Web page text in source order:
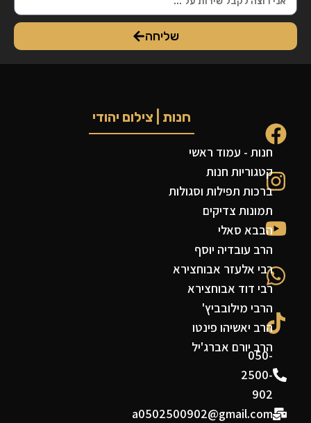
שליחה
050-
2500-
902
a0502500902@gmail.com
חנות | צילום יהודי
חנות - עמוד ראשי
קטגוריות חנות
ברכות תפילות וסגולות
תמונות צדיקים
הבבא סאלי
הרב עובדיה יוסף
רבי אלעזר אבוחצירא
רבי דוד אבוחצירא
הרבי מילובביץ'
הרב יאשיהו פינטו
הרב יורם אברג'יל